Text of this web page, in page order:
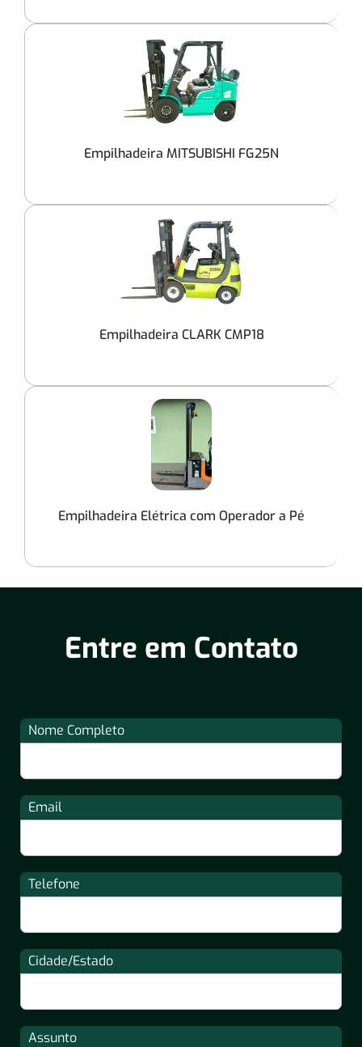
Empilhadeira MITSUBISHI FG25N
Empilhadeira CLARK CMP18
Empilhadeira Elétrica com Operador a Pé
Entre em Contato
Nome Completo
Email
Telefone
Cidade/Estado
Assunto